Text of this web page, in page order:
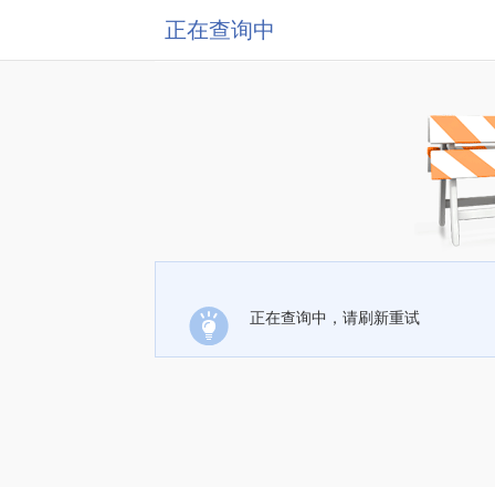
正在查询中
正在查询中，请刷新重试